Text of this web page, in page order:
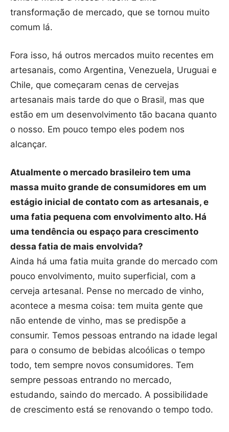
transformação de mercado, que se tornou muito
comum lá.
Fora isso, há outros mercados muito recentes em
artesanais, como Argentina, Venezuela, Uruguai e
Chile, que começaram cenas de cervejas
artesanais mais tarde do que o Brasil, mas que
estão em um desenvolvimento tão bacana quanto
o nosso. Em pouco tempo eles podem nos
alcançar.
Atualmente o mercado brasileiro tem uma
massa muito grande de consumidores em um
estágio inicial de contato com as artesanais, e
uma fatia pequena com envolvimento alto. Há
uma tendência ou espaço para crescimento
dessa fatia de mais envolvida?
Ainda há uma fatia muita grande do mercado com
pouco envolvimento, muito superficial, com a
cerveja artesanal. Pense no mercado de vinho,
acontece a mesma coisa: tem muita gente que
não entende de vinho, mas se predispõe a
consumir. Temos pessoas entrando na idade legal
para o consumo de bebidas alcoólicas o tempo
todo, tem sempre novos consumidores. Tem
sempre pessoas entrando no mercado,
estudando, saindo do mercado. A possibilidade
de crescimento está se renovando o tempo todo.